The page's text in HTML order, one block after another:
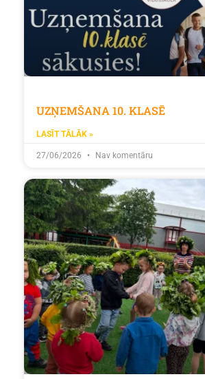
UZŅEMŠANA 10. KLASĒ
LASĪT TĀLĀK »
27/06/2026 Nav komentāru